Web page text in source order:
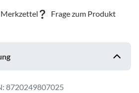
8720249807025